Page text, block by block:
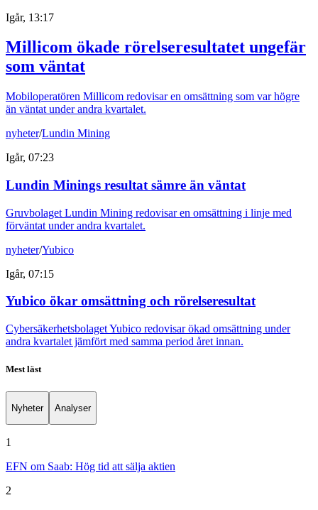
Igår, 13:17
Millicom ökade rörelseresultatet ungefär
som väntat
Mobiloperatören Millicom redovisar en omsättning som var högre
än väntat under andra kvartalet.
nyheter/Lundin Mining
Igår, 07:23
Lundin Minings resultat sämre än väntat
Gruvbolaget Lundin Mining redovisar en omsättning i linje med
förväntat under andra kvartalet.
nyheter/Yubico
Igår, 07:15
Yubico ökar omsättning och rörelseresultat
Cybersäkerhetsbolaget Yubico redovisar ökad omsättning under
andra kvartalet jämfört med samma period året innan.
Mest läst
Nyheter Analyser
1
EFN om Saab: Hög tid att sälja aktien
2